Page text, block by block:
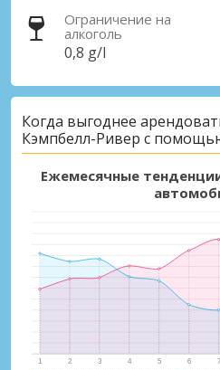
Ограничение на
алкоголь
0,8 g/l
Когда выгоднее
Кэмпбелл-Ривер с
Ежемесячные